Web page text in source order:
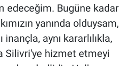
edeceğim. Bugüne kadar
yanında olduysam,
aynı kararlılıkla,
Silivri'ye hizmet etmeyi